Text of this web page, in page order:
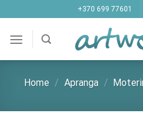
to
content
+370 699 77601
Home / Apranga /